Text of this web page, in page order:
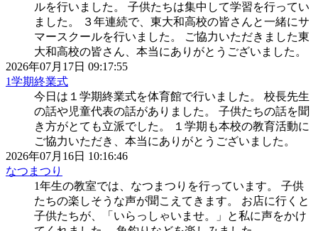
ルを行いました。 子供たちは集中して学習を行ってい
ました。 ３年連続で、東大和高校の皆さんと一緒にサ
マースクールを行いました。 ご協力いただきました東
大和高校の皆さん、本当にありがとうございました。
2026年07月17日 09:17:55
1学期終業式
今日は１学期終業式を体育館で行いました。 校長先生
の話や児童代表の話がありました。 子供たちの話を聞
き方がとても立派でした。 １学期も本校の教育活動に
ご協力いただき、本当にありがとうございました。
2026年07月16日 10:16:46
なつまつり
1年生の教室では、なつまつりを行っています。 子供
たちの楽しそうな声が聞こえてきます。 お店に行くと
子供たちが、「いらっしゃいませ。」と私に声をかけ